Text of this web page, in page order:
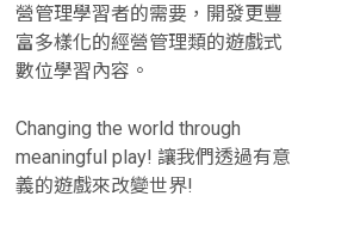
營管理學習者的需要，開發更豐
富多樣化的經營管理類的遊戲式
數位學習內容。
Changing the world through
meaningful play! 讓我們透過有意
義的遊戲來改變世界!